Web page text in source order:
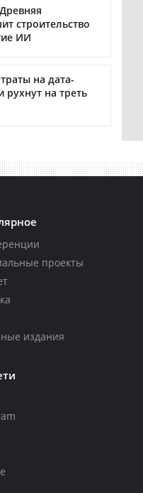
строительство
ИИ
на дата-
рухнут на треть
проекты
издания